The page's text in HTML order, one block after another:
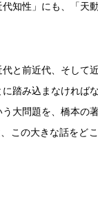
知性」にも、「天
と前近代、そして
踏み込まなければ
大問題を、橋本の
この大きな話をど